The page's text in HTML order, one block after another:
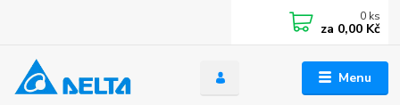
Menu
0 ks
za 0,00 Kč